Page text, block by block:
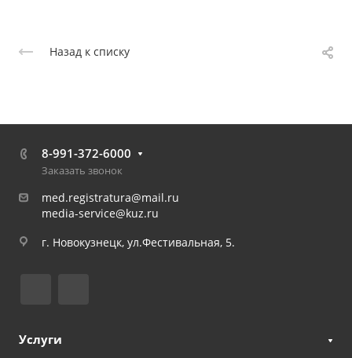
Назад к списку
8-991-372-6000
Заказать звонок
med.registratura@mail.ru
media-service@kuz.ru
г. Новокузнецк, ул.Фестивальная, 5.
Услуги